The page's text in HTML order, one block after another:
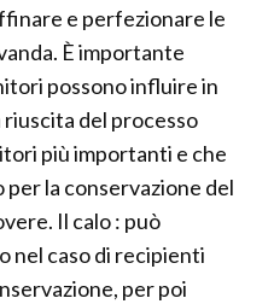
e perfezionare le
È importante
possono influire in
del processo
più importanti e che
la conservazione del
Il calo : può
nel caso di recipienti
per poi